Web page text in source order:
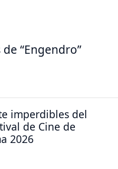
“Engendro”
imperdibles del
de Cine de
2026